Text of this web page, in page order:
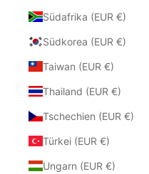
Südafrika (EUR €)
Südkorea (EUR €)
Taiwan (EUR €)
Thailand (EUR €)
Tschechien (EUR €)
Türkei (EUR €)
Ungarn (EUR €)